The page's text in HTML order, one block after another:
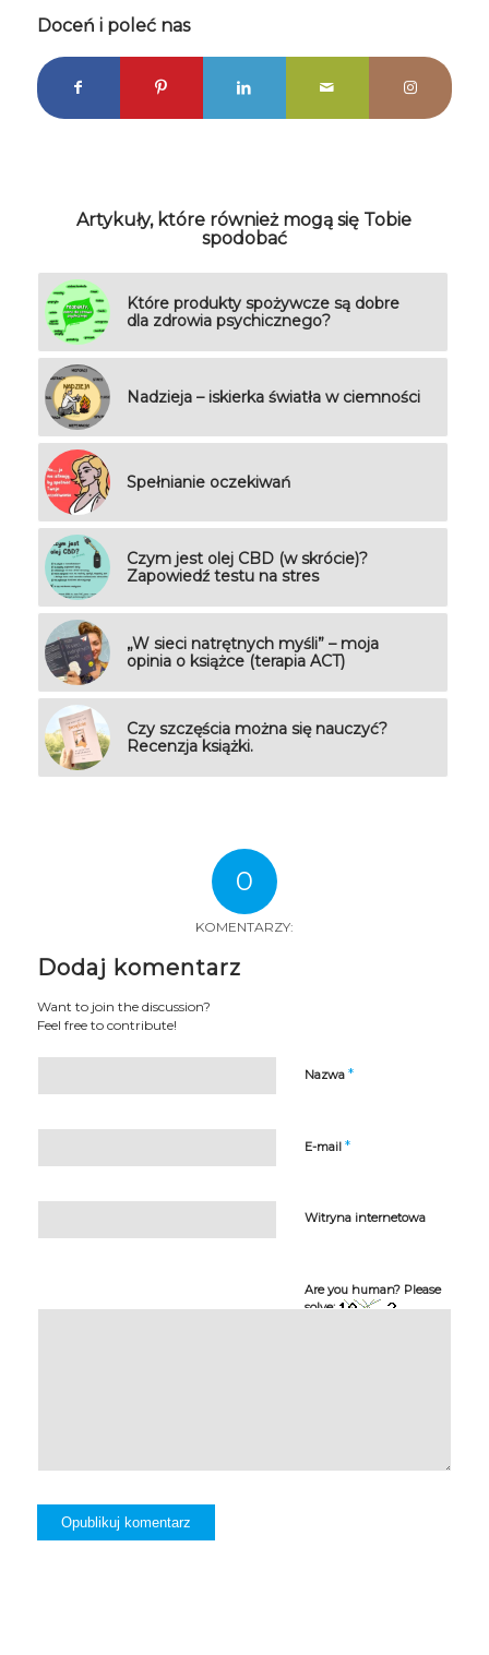
Doceń i poleć nas
Artykuły, które również mogą się Tobie
spodobać
Które produkty spożywcze są dobre
dla zdrowia psychicznego?
Nadzieja – iskierka światła w ciemności
Spełnianie oczekiwań
Czym jest olej CBD (w skrócie)?
Zapowiedź testu na stres
„W sieci natrętnych myśli” – moja
opinia o książce (terapia ACT)
Czy szczęścia można się nauczyć?
Recenzja książki.
0
KOMENTARZY:
Dodaj komentarz
Want to join the discussion?
Feel free to contribute!
Nazwa *
E-mail *
Witryna internetowa
Are you human? Please
solve: